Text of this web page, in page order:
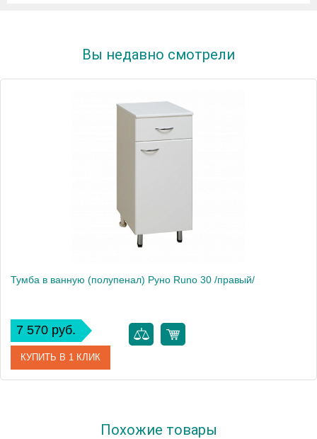
Вы недавно смотрели
Тумба в ванную (полупенал) Руно Runo 30 /правый/
7 570 руб.
КУПИТЬ В 1 КЛИК
Похожие товары